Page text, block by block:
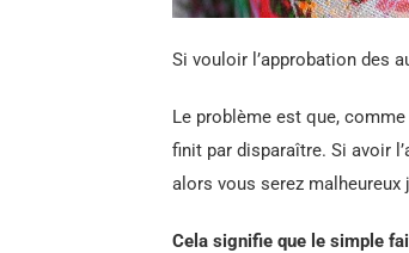
Si vouloir l’approbation des
Le problème est que,
finit par disparaître. Si avoir
alors vous serez malheureux
Cela signifie que le simple